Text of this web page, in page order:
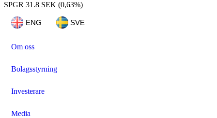
SPGR 31.8 SEK (0,63%)
ENG SVE
Om oss
Bolagsstyrning
Investerare
Media